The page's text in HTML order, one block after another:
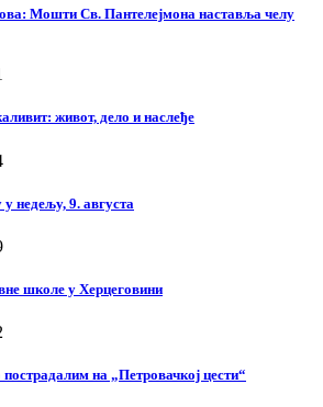
Мошти Св. Пантелејмона наставља челу
живот, дело и наслеђе
недељу, 9. августа
школе у Херцеговини
на „Петровачкој цести“